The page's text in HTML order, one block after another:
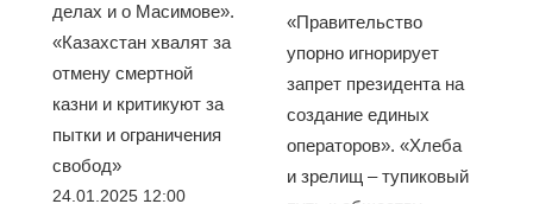
делах и о Масимове».
«Казахстан хвалят за
отмену смертной
казни и критикуют за
пытки и ограничения
свобод»
24.01.2025 12:00
«Правительство
упорно игнорирует
запрет президента на
создание единых
операторов». «Хлеба
и зрелищ – тупиковый